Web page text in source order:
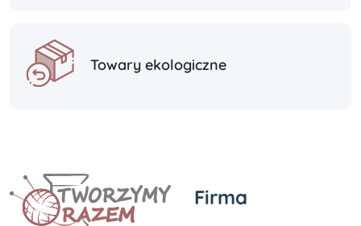
Towary ekologiczne
Firma